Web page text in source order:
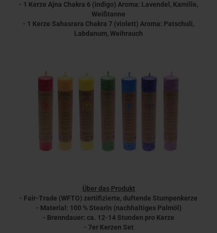
- 1 Kerze Ajna Chakra 6 (indigo) Aroma: Lavendel, Kamille,
Weißtanne
- 1 Kerze Sahasrara Chakra 7 (violett) Aroma: Patschuli,
Labdanum, Weihrauch
Über das Produkt
- Fair-Trade (WFTO) zertifizierte, duftende Stumpenkerze
- Material: 100 % Stearin (nachhaltiges Palmöl)
- Brenndauer: ca. 12-14 Stunden pro Kerze
- 7er Kerzen Set